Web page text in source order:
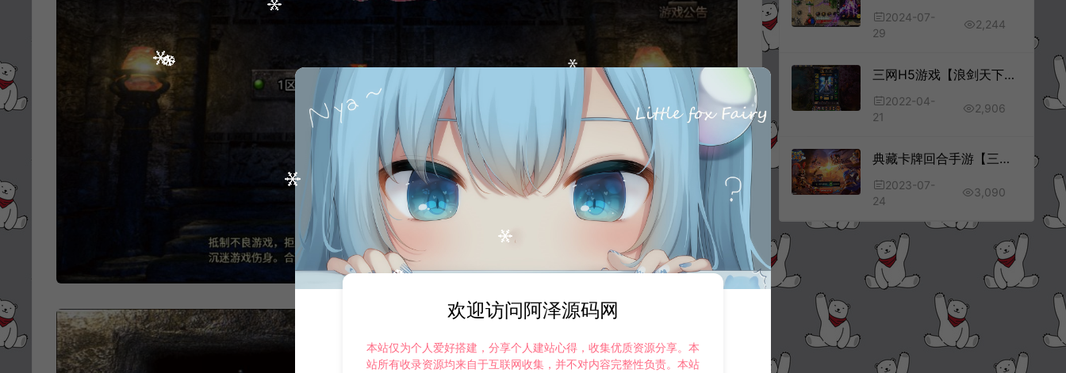
2024-07-
29
2,244
三网H5游戏【浪剑天下H5】4月最新整理Linux手工服务端+GM后台+详细搭建教程
2022-04-
21
2,906
典藏卡牌回合手游【三国吧兄弟】7月最新整理Win一键服务端+GM工具+安卓+详细搭建教程
2023-07-
24
3,090
欢迎访问阿泽源码网
本站仅为个人爱好搭建，分享个人建站心得，收集优质资源分享。本
站所有收录资源均来自于互联网收集，并不对内容完整性负责。本站